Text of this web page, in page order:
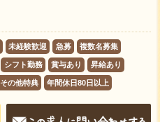
未経験歓迎 急募 複数名募集
シフト勤務 賞与あり 昇給あり
その他特典 年間休日80日以上